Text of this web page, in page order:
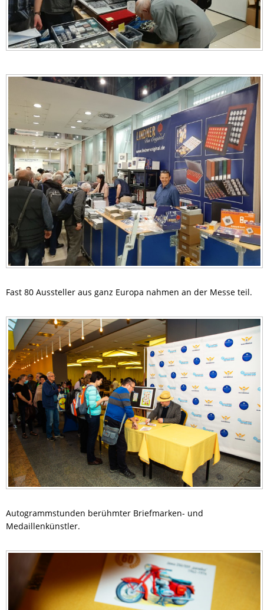
Fast 80 Aussteller aus ganz Europa nahmen an der Messe teil.
Autogrammstunden berühmter Briefmarken- und
Medaillenkünstler.